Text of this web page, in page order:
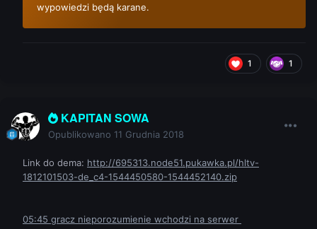
wypowiedzi będą karane.
1 1
KAPITAN SOWA
Opublikowano 11 Grudnia 2018
Link do dema: http://695313.node51.pukawka.pl/hltv-
1812101503-de_c4-1544450580-1544452140.zip
05:45 gracz nieporozumienie wchodzi na serwer